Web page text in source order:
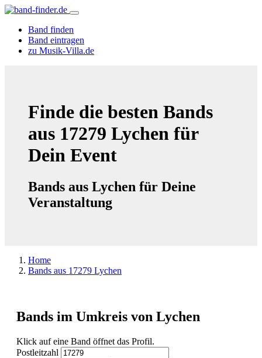
Band finden
Band eintragen
zu Musik-Villa.de
Finde die besten Bands
aus 17279 Lychen für
Dein Event
Bands aus Lychen für Deine
Veranstaltung
Home
Bands aus 17279 Lychen
Bands im Umkreis von Lychen
Klick auf eine Band öffnet das Profil.
Postleitzahl